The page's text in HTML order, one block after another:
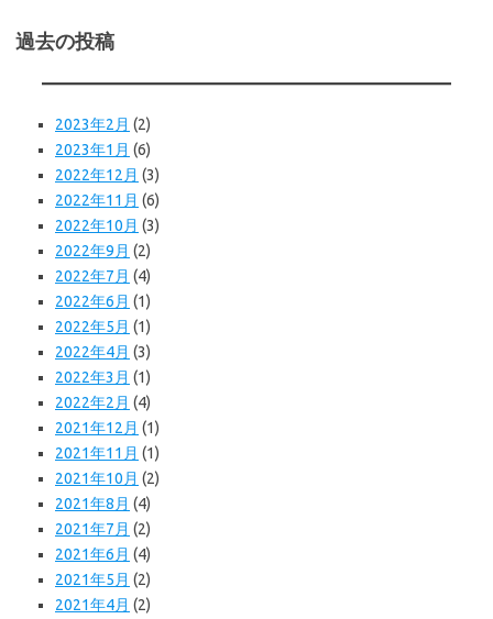
過去の投稿
2023年2月 (2)
2023年1月 (6)
2022年12月 (3)
2022年11月 (6)
2022年10月 (3)
2022年9月 (2)
2022年7月 (4)
2022年6月 (1)
2022年5月 (1)
2022年4月 (3)
2022年3月 (1)
2022年2月 (4)
2021年12月 (1)
2021年11月 (1)
2021年10月 (2)
2021年8月 (4)
2021年7月 (2)
2021年6月 (4)
2021年5月 (2)
2021年4月 (2)